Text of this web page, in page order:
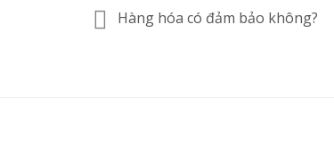
Hàng hóa có đảm bảo không?